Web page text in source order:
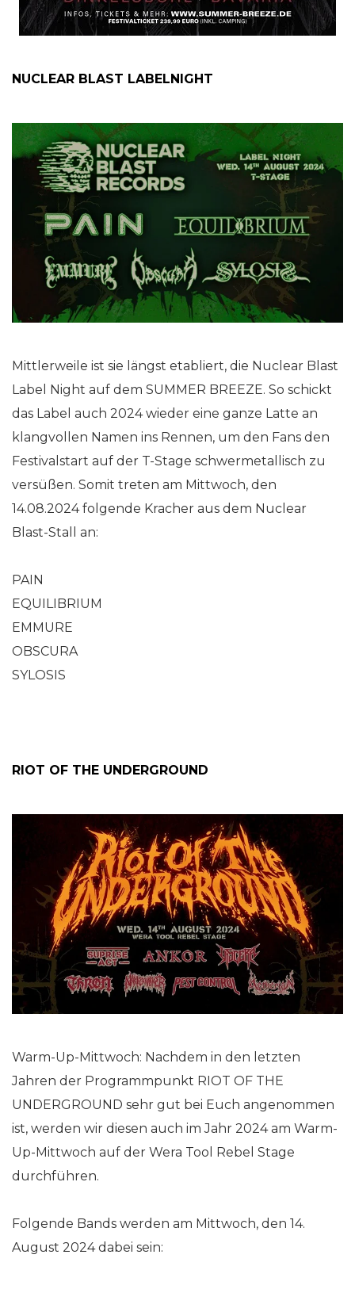
NUCLEAR BLAST LABELNIGHT
Mittlerweile ist sie längst etabliert, die Nuclear Blast
Label Night auf dem SUMMER BREEZE. So schickt
das Label auch 2024 wieder eine ganze Latte an
klangvollen Namen ins Rennen, um den Fans den
Festivalstart auf der T-Stage schwermetallisch zu
versüßen. Somit treten am Mittwoch, den
14.08.2024 folgende Kracher aus dem Nuclear
Blast-Stall an:
PAIN
EQUILIBRIUM
EMMURE
OBSCURA
SYLOSIS
RIOT OF THE UNDERGROUND
Warm-Up-Mittwoch: Nachdem in den letzten
Jahren der Programmpunkt RIOT OF THE
UNDERGROUND sehr gut bei Euch angenommen
ist, werden wir diesen auch im Jahr 2024 am Warm-
Up-Mittwoch auf der Wera Tool Rebel Stage
durchführen.
Folgende Bands werden am Mittwoch, den 14.
August 2024 dabei sein: